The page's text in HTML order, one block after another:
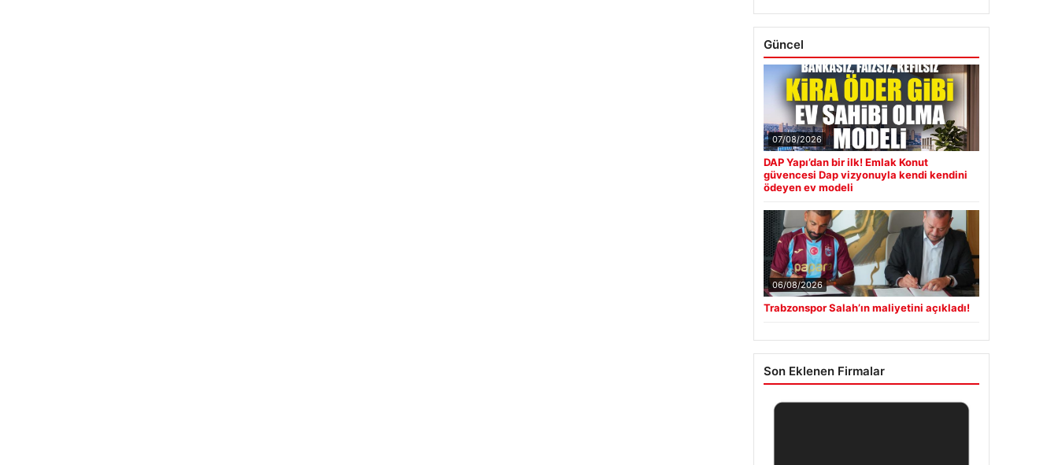
Güncel
07/08/2026
DAP Yapı’dan bir ilk! Emlak Konut
güvencesi Dap vizyonuyla kendi kendini
ödeyen ev modeli
06/08/2026
Trabzonspor Salah’ın maliyetini açıkladı!
Son Eklenen Firmalar